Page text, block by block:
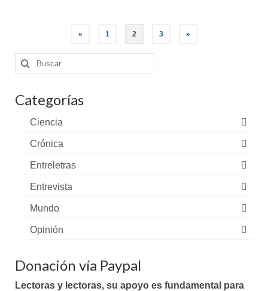
Paginación
entradas
« 1 2 3 »
Buscar
por:
Categorías
Ciencia
Crónica
Entreletras
Entrevista
Mundo
Opinión
Donación vía Paypal
Lectoras y lectoras, su apoyo es fundamental para